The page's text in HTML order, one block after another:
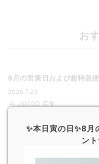
お
8月の営業日および超特急
2026.7.29
JOGGO 広報
熊本県で発生
2026.7.29
✨本日寅の日✨8月
ン